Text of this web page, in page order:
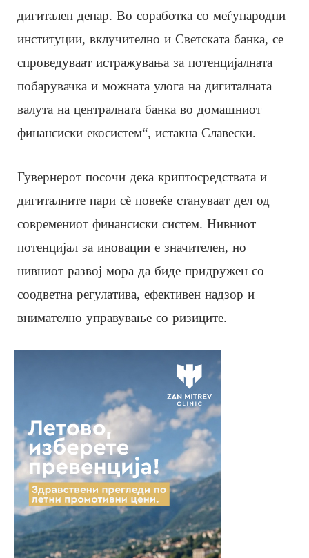
дигитален денар. Во соработка со меѓународни
институции, вклучително и Светската банка, се
спроведуваат истражувања за потенцијалната
побарувачка и можната улога на дигиталната
валута на централната банка во домашниот
финансиски екосистем“, истакна Славески.
Гувернерот посочи дека криптосредствата и
дигиталните пари сè повеќе стануваат дел од
современиот финансиски систем. Нивниот
потенцијал за иновации е значителен, но
нивниот развој мора да биде придружен со
соодветна регулатива, ефективен надзор и
внимателно управување со ризиците.